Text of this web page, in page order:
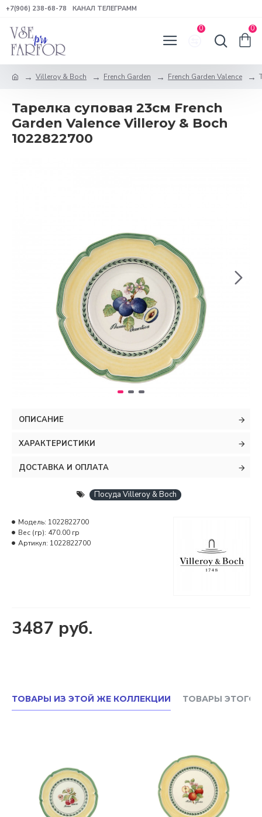
+7(906) 238-68-78 КАНАЛ ТЕЛЕГРАММ
0 0
Villeroy & Boch French Garden French Garden Valence
Тарелка суповая 23см French
Garden Valence Villeroy & Boch
1022822700
ОПИСАНИЕ
ХАРАКТЕРИСТИКИ
ДОСТАВКА И ОПЛАТА
Посуда Villeroy & Boch
3487 руб.
Модель: 1022822700
Вес (гр): 470.00 гр
Артикул: 1022822700
ТОВАРЫ ИЗ ЭТОЙ ЖЕ КОЛЛЕКЦИИ ТОВАРЫ ЭТОГО